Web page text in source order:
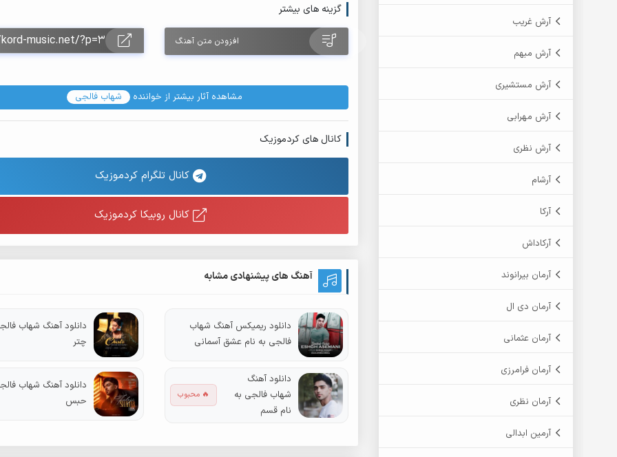
آرش غریب
آرش مبهم
آرش مستشیری
آرش مهرابی
آرش نظری
آرشام
آرکا
آرکاداش
آرمان بیرانوند
آرمان دی ال
آرمان عثمانی
آرمان فرامرزی
آرمان نظری
آرمین ابدالی
بسوز بسوز دلم هرچی و پید بای حقده / وتم وفا نیری وتی عاشقم
هم نیمه شو رد کرد دواره دل هوای تو کرد / هرچی گنی کردی دلم گشتی
گزینه های بیشتر
افزودن متن آهنگ
مشاهده آثار بیشتر از خواننده شهاب فالجی
کانال های کردموزیک
کانال تلگرام کردموزیک
کانال روبیکا کردموزیک
آهنگ های پیشنهادی مشابه
دانلود ریمیکس آهنگ شهاب
فالجی به نام عشق آسمانی
دانلود آهنگ شهاب
چتر
دانلود آهنگ
شهاب فالجی به
نام قسم
🔥 محبوب
دانلود آهنگ شهاب
حبس